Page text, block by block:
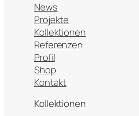
News
Projekte
Kollektionen
Referenzen
Profil
Shop
Kontakt
Kollektionen